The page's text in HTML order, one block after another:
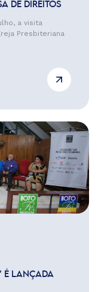
DE DIREITOS
a visita
Presbiteriana
É LANÇADA